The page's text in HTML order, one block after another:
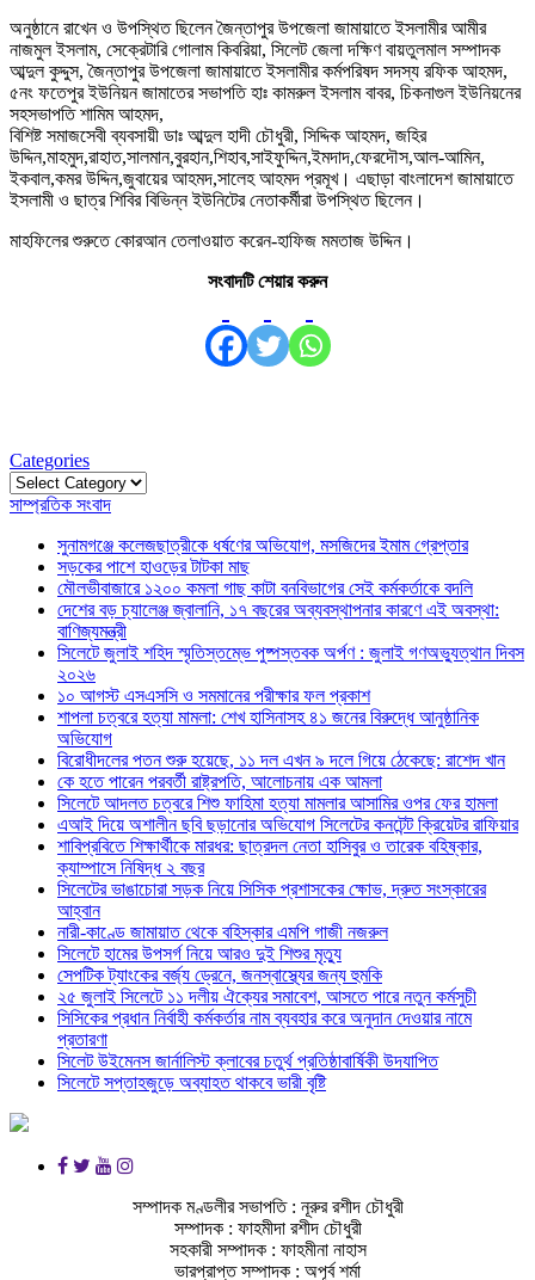
অনুষ্ঠানে রাখেন ও উপস্থিত ছিলেন জৈন্তাপুর উপজেলা জামায়াতে ইসলামীর আমীর
নাজমুল ইসলাম, সেক্রেটারি গোলাম কিবরিয়া, সিলেট জেলা দক্ষিণ বায়তুলমাল সম্পাদক
আব্দুল কুদ্দুস, জৈন্তাপুর উপজেলা জামায়াতে ইসলামীর কর্মপরিষদ সদস্য রফিক আহমদ,
৫নং ফতেপুর ইউনিয়ন জামাতের সভাপতি হাঃ কামরুল ইসলাম বাবর, চিকনাগুল ইউনিয়নের
সহসভাপতি শামিম আহমদ,
বিশিষ্ট সমাজসেবী ব্যবসায়ী ডাঃ আব্দুল হাদী চৌধুরী, সিদ্দিক আহমদ, জহির
উদ্দিন,মাহমুদ,রাহাত,সালমান,বুরহান,শিহাব,সাইফুদ্দিন,ইমদাদ,ফেরদৌস,আল-আমিন,
ইকবাল,কমর উদ্দিন,জুবায়ের আহমদ,সালেহ আহমদ প্রমূখ। এছাড়া বাংলাদেশ জামায়াতে
ইসলামী ও ছাত্র শিবির বিভিন্ন ইউনিটের নেতাকর্মীরা উপস্থিত ছিলেন।
মাহফিলের শুরুতে কোরআন তেলাওয়াত করেন-হাফিজ মমতাজ উদ্দিন।
সংবাদটি শেয়ার করুন
Categories
Categories
সাম্প্রতিক সংবাদ
সুনামগঞ্জে কলেজছাত্রীকে ধর্ষণের অভিযোগ, মসজিদের ইমাম গ্রেপ্তার
সড়কের পাশে হাওড়ের টাটকা মাছ
মৌলভীবাজারে ১২০০ কমলা গাছ কাটা বনবিভাগের সেই কর্মকর্তাকে বদলি
দেশের বড় চ্যালেঞ্জ জ্বালানি, ১৭ বছরের অব্যবস্থাপনার কারণে এই অবস্থা:
বাণিজ্যমন্ত্রী
সিলেটে জুলাই শহিদ স্মৃতিস্তম্ভে পুষ্পস্তবক অর্পণ : জুলাই গণঅভ্যুত্থান দিবস
২০২৬
১০ আগস্ট এসএসসি ও সমমানের পরীক্ষার ফল প্রকাশ
শাপলা চত্বরে হত্যা মামলা: শেখ হাসিনাসহ ৪১ জনের বিরুদ্ধে আনুষ্ঠানিক
অভিযোগ
বিরোধীদলের পতন শুরু হয়েছে, ১১ দল এখন ৯ দলে গিয়ে ঠেকেছে: রাশেদ খান
কে হতে পারেন পরবর্তী রাষ্ট্রপতি, আলোচনায় এক আমলা
সিলেটে আদলত চত্বরে শিশু ফাহিমা হত্যা মামলার আসামির ওপর ফের হামলা
এআই দিয়ে অশালীন ছবি ছড়ানোর অভিযোগ সিলেটের কনটেন্ট ক্রিয়েটর রাফিয়ার
শাবিপ্রবিতে শিক্ষার্থীকে মারধর: ছাত্রদল নেতা হাসিবুর ও তারেক বহিষ্কার,
ক্যাম্পাসে নিষিদ্ধ ২ বছর
সিলেটের ভাঙাচোরা সড়ক নিয়ে সিসিক প্রশাসকের ক্ষোভ, দ্রুত সংস্কারের
আহ্বান
নারী-কাণ্ডে জামায়াত থেকে বহিস্কার এমপি গাজী নজরুল
সিলেটে হামের উপসর্গ নিয়ে আরও দুই শিশুর মৃত্যু
সেপটিক ট্যাংকের বর্জ্য ড্রেনে, জনস্বাস্থ্যের জন্য হুমকি
২৫ জুলাই সিলেটে ১১ দলীয় ঐক্যের সমাবেশ, আসতে পারে নতুন কর্মসুচী
সিসিকের প্রধান নির্বাহী কর্মকর্তার নাম ব্যবহার করে অনুদান দেওয়ার নামে
প্রতারণা
সিলেট উইমেনস জার্নালিস্ট ক্লাবের চতুর্থ প্রতিষ্ঠাবার্ষিকী উদযাপিত
সিলেটে সপ্তাহজুড়ে অব্যাহত থাকবে ভারী বৃষ্টি
সম্পাদক মণ্ডলীর সভাপতি : নূরুর রশীদ চৌধুরী
সম্পাদক : ফাহমীদা রশীদ চৌধুরী
সহকারী সম্পাদক : ফাহমীনা নাহাস
ভারপ্রাপ্ত সম্পাদক : অপূর্ব শর্মা